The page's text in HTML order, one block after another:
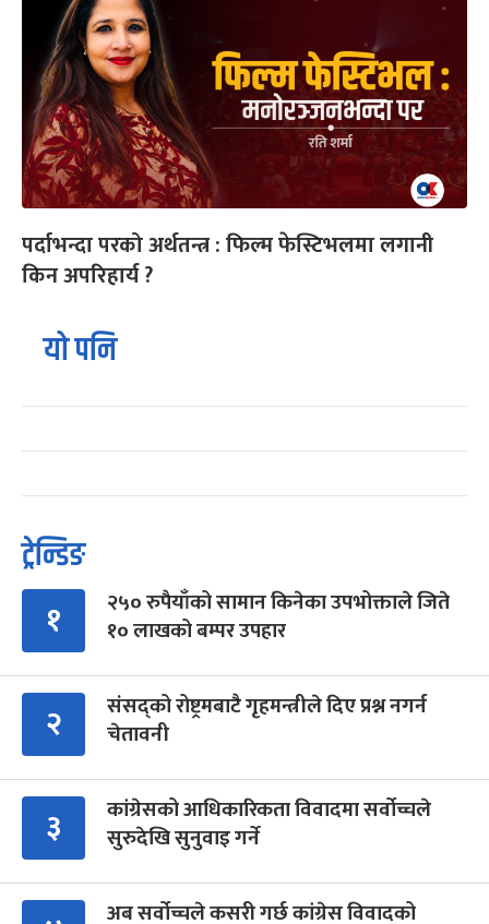
पर्दाभन्दा परको अर्थतन्त्र : फिल्म फेस्टिभलमा लगानी
किन अपरिहार्य ?
यो पनि
ट्रेन्डिङ
१
२५० रुपैयाँको सामान किनेका उपभोक्ताले जिते
१० लाखको बम्पर उपहार
२
संसद्को रोष्ट्रमबाटै गृहमन्त्रीले दिए प्रश्न नगर्न
चेतावनी
३
कांग्रेसको आधिकारिकता विवादमा सर्वोच्चले
सुरुदेखि सुनुवाइ गर्ने
अब सर्वोच्चले कसरी गर्छ कांग्रेस विवादको